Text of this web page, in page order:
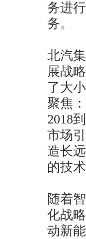
务进
务。
北汽
展战
了大
聚焦
2018
市场
造长
的技
随着
化战
动新